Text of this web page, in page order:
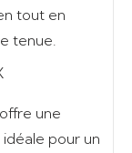
tout en
tenue.
offre une
idéale pour un